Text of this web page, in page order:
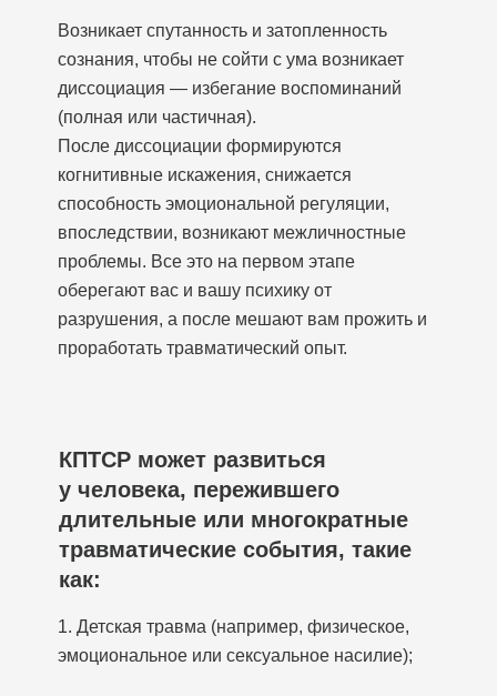
Возникает спутанность и затопленность
сознания, чтобы не сойти с ума возникает
диссоциация — избегание воспоминаний
(полная или частичная).
После диссоциации формируются
когнитивные искажения, снижается
способность эмоциональной регуляции,
впоследствии, возникают межличностные
проблемы. Все это на первом этапе
оберегают вас и вашу психику от
разрушения, а после мешают вам прожить и
проработать травматический опыт.
КПТСР может развиться
у человека, пережившего
длительные или многократные
травматические события, такие
как:
1. Детская травма (например, физическое,
эмоциональное или сексуальное насилие);